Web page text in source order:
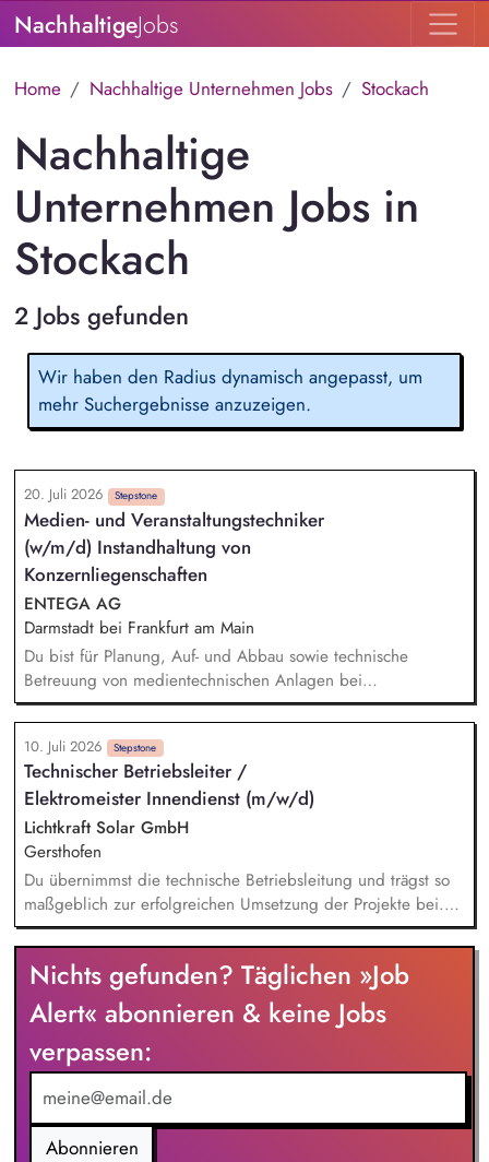
NachhaltigeJobs
Home Nachhaltige Unternehmen Jobs Stockach
Nachhaltige
Unternehmen Jobs in
Stockach
2 Jobs gefunden
Wir haben den Radius dynamisch angepasst, um
mehr Suchergebnisse anzuzeigen.
20. Juli 2026 Stepstone
Medien- und Veranstaltungstechniker
(w/m/d) Instandhaltung von
Konzernliegenschaften
ENTEGA AG
Darmstadt bei Frankfurt am Main
Du bist für Planung, Auf- und Abbau sowie technische
Betreuung von medientechnischen Anlagen bei
Veranstaltungen verantwortlich. Die Annahme von
haustechnischen Störungen via Telefon, E-Mail und MS-Teams
im Konzern zählt zu deinen Aufgaben. Bei der Pflege der
technischen Daten ins CAFM-System verlassen wir uns auf
dich. Auch bei der Installation, Reparatur und Wartung an
elektro- und haustechnischen Anlagen in den
Konzernliegenschaften kannst du das Team unterstützen. Die
Übernahme der Rufbereitschaft für Konzernliegenschaften
rundet dein Aufgabengebiet ab.
10. Juli 2026 Stepstone
Technischer Betriebsleiter /
Elektromeister Innendienst (m/w/d)
Lichtkraft Solar GmbH
Gersthofen
Du übernimmst die technische Betriebsleitung und trägst so
maßgeblich zur erfolgreichen Umsetzung der Projekte bei.
Deine Expertise setzt Du ein, um Photovoltaikanlagen zu
planen und zu projektieren. Die Erstellung, Prüfung und
Freigabe prozesstechnischer Dokumentationen liegt in
Deinem Verantwortungsbereich. Dir obliegt die Abstimmung
und Koordination innerhalb des Projektteams, damit alles
reibungslos verläuft. Elektrikern vor Ort stehst Du telefonisch
und remote unterstützend zur Seite. Die Anmeldung und
Kommunikation mit Netzbetreibern steuerst Du sicher und
effizient.
Nichts gefunden? Täglichen »Job
Alert« abonnieren & keine Jobs
verpassen:
Abonnieren